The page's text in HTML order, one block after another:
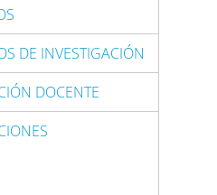
DE INVESTIGACIÓN
DOCENTE